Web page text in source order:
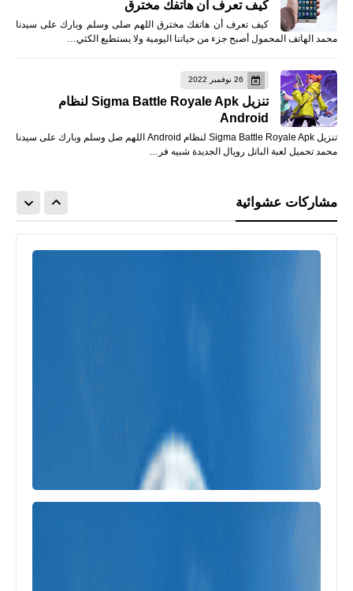
كيف تعرف أن هاتفك مخترق
كيف تعرف أن هاتفك مخترق اللهم صلى وسلم وبارك على سيدنا
محمد الهاتف المحمول أصبح جزء من حياتنا اليومية ولا يستطيع الكثي…
26 نوفمبر 2022
تنزيل Sigma Battle Royale Apk لنظام
Android
تنزيل Sigma Battle Royale Apk لنظام Android اللهم صل وسلم وبارك على سيدنا
محمد تحميل لعبة الباتل رويال الجديدة شبيه فر…
مشاركات عشوائية